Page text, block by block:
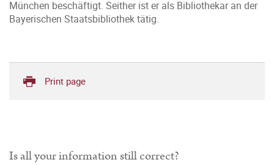
München beschäftigt. Seither ist er als Bibliothekar an der
Bayerischen Staatsbibliothek tätig.
Print page
Is all your information still correct?